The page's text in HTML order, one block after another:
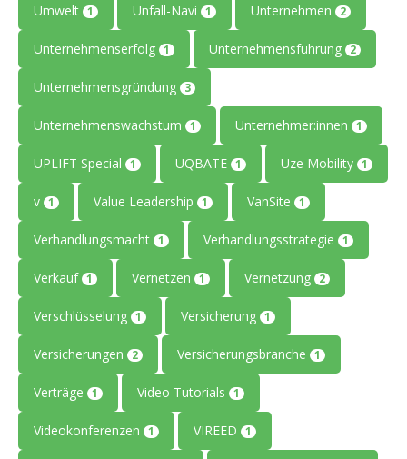
Umwelt 1 Unfall-Navi 1 Unternehmen 2
Unternehmenserfolg 1 Unternehmensführung 2
Unternehmensgründung 3
Unternehmenswachstum 1 Unternehmer:innen 1
UPLIFT Special 1 UQBATE 1 Uze Mobility 1
v 1 Value Leadership 1 VanSite 1
Verhandlungsmacht 1 Verhandlungsstrategie 1
Verkauf 1 Vernetzen 1 Vernetzung 2
Verschlüsselung 1 Versicherung 1
Versicherungen 2 Versicherungsbranche 1
Verträge 1 Video Tutorials 1
Videokonferenzen 1 VIREED 1